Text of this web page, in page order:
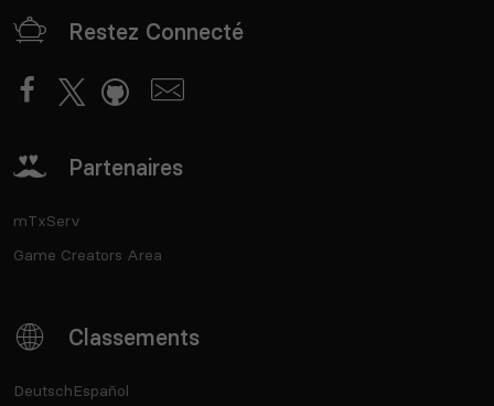
Restez Connecté
Partenaires
mTxServ
Game Creators Area
Classements
DeutschEspañol